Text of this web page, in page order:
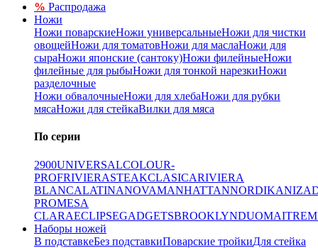
% Распродажа
Ножи
Ножи поварскиеНожи универсальныеНожи для чистки
овощейНожи для томатовНожи для маслаНожи для
сыраНожи японские (сантоку)Ножи филейныеНожи
филейные для рыбыНожи для тонкой нарезкиНожи
разделочные
Ножи обвалочныеНожи для хлебаНожи для рубки
мясаНожи для стейкаВилки для мяса
По серии
2900UNIVERSALCOLOUR-
PROFRIVIERASTEAKCLASICARIVIERA
BLANCALATINANOVAMANHATTANNORDIKANIZA
PROMESA
CLARAECLIPSEGADGETSBROOKLYNDUOMAITRE
Наборы ножей
В подставкеБез подставкиПоварские тройкиДля стейка